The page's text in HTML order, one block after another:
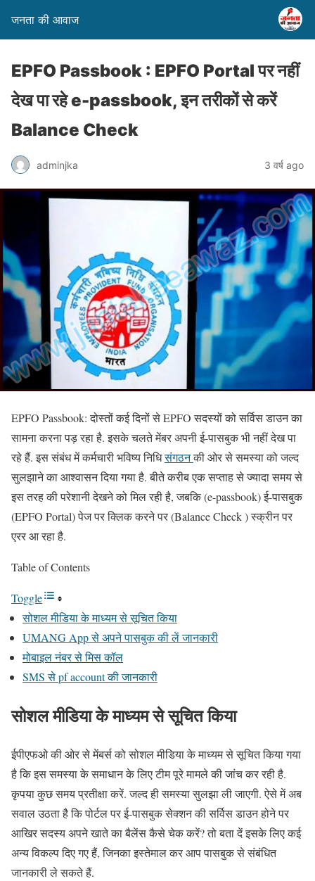
जनता की आवाज
EPFO Passbook : EPFO Portal पर नहीं
देख पा रहे e-passbook, इन तरीकों से करें
Balance Check
adminjka 3 वर्ष ago
EPFO Passbook: दोस्तों कई दिनों से EPFO सदस्यों को सर्विस डाउन का
सामना करना पड़ रहा है. इसके चलते मेंबर अपनी ई-पासबुक भी नहीं देख पा
रहे हैं. इस संबंध में कर्मचारी भविष्य निधिसंगठनकी ओर से समस्या को जल्द
सुलझाने का आश्वासन दिया गया है. बीते करीब एक सप्ताह से ज्यादा समय से
इस तरह की परेशानी देखने को मिल रही है, जबकि (e-passbook) ई-पासबुक
(EPFO Portal) पेज पर क्लिक करने पर (Balance Check ) स्क्रीन पर
एरर आ रहा है.
Table of Contents
Toggle
सोशल मीडिया के माध्यम से सूचित किया
UMANG App से अपने पासबुक की लें जानकारी
मोबाइल नंबर से मिस कॉल
SMS से pf account की जानकारी
सोशल मीडिया के माध्यम से सूचित किया
ईपीएफओ की ओर से मेंबर्स को सोशल मीडिया के माध्यम से सूचित किया गया
है कि इस समस्या के समाधान के लिए टीम पूरे मामले की जांच कर रही है.
कृपया कुछ समय प्रतीक्षा करें. जल्द ही समस्या सुलझा ली जाएगी. ऐसे में अब
सवाल उठता है कि पोर्टल पर ई-पासबुक सेक्शन की सर्विस डाउन होने पर
आखिर सदस्य अपने खाते का बैलेंस कैसे चेक करें? तो बता दें इसके लिए कई
अन्य विकल्प दिए गए हैं, जिनका इस्तेमाल कर आप पासबुक से संबंधित
जानकारी ले सकते हैं.